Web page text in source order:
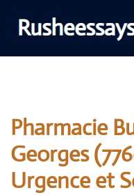
Pharmacie
Georges
Urgence et